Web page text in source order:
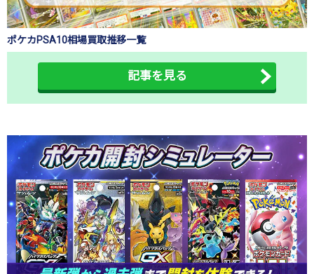
ポケカPSA10相場買取推移一覧
記事を見る